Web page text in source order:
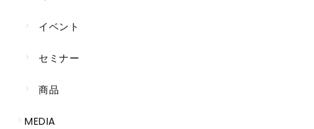
イベント
セミナー
商品
MEDIA